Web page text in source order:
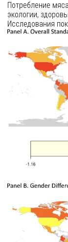
Потребление
экологии,
Исследования
чем женщины, но
из 23 стран,
Гендерные
культуры.
Различия
странах с
Различия
больших
ролей.
Участники
Данные были
Китай,
ответов
Методы